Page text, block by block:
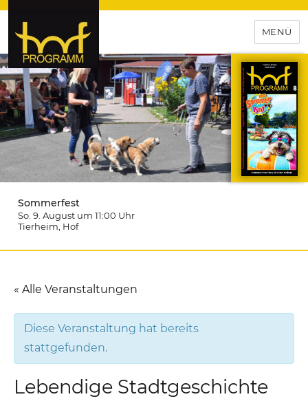
hof-programm – das
Veranstaltungsportal für
Hochfranken
MENÜ
Sommerfest
So. 9. August um 11:00 Uhr
Tierheim , Hof
« Alle Veranstaltungen
Diese Veranstaltung hat bereits
stattgefunden.
Lebendige Stadtgeschichte